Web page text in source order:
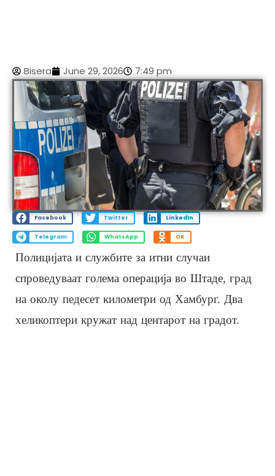
Bisera June 29, 2026 7:49 pm
Facebook Twitter LinkedIn
Telegram WhatsApp OK
Полицијата и службите за итни случаи
спроведуваат голема операција во Штаде, град
на околу педесет километри од Хамбург. Два
хеликоптери кружат над центарот на градот.